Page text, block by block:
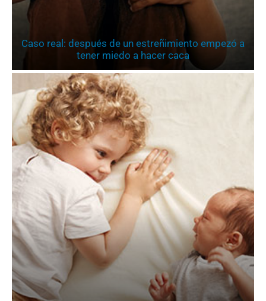
Caso real: después de un estreñimiento empezó a
tener miedo a hacer caca